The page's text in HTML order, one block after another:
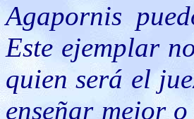
Agapornis
Este ejemplar
quien será el
enseñar mejor